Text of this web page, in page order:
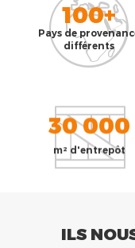
100+
Pays de
différents
30 000
m² d'entrepôt
ILS